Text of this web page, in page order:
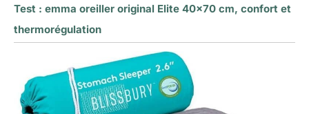
Test : emma oreiller original Elite 40×70 cm, confort et
thermorégulation